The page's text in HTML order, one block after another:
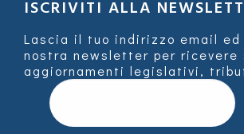
ISCRIVITI ALLA
Lascia il tuo indirizzo email
nostra newsletter per ricevere
aggiornamenti legislativi,